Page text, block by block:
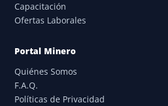
Capacitación
Ofertas Laborales
Portal Minero
Quiénes Somos
F.A.Q.
Políticas de Privacidad